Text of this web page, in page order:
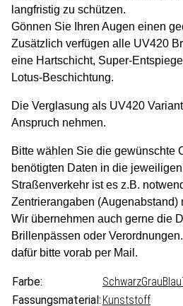
langfristig zu schützen.
Gönnen Sie Ihren Augen einen
Zusätzlich verfügen alle UV420
eine Hartschicht, Super-
Lotus-Beschichtung.
Die Verglasung als UV420
Anspruch nehmen.
Bitte wählen Sie die gewünschte
benötigten Daten in die
Straßenverkehr ist es z.B.
Zentrierangaben (Augenabstand)
Wir übernehmen auch gerne die
Brillenpässen oder
dafür bitte vorab per Mail.
Farbe: SchwarzGrauBlau
Fassungsmaterial: Kunststoff